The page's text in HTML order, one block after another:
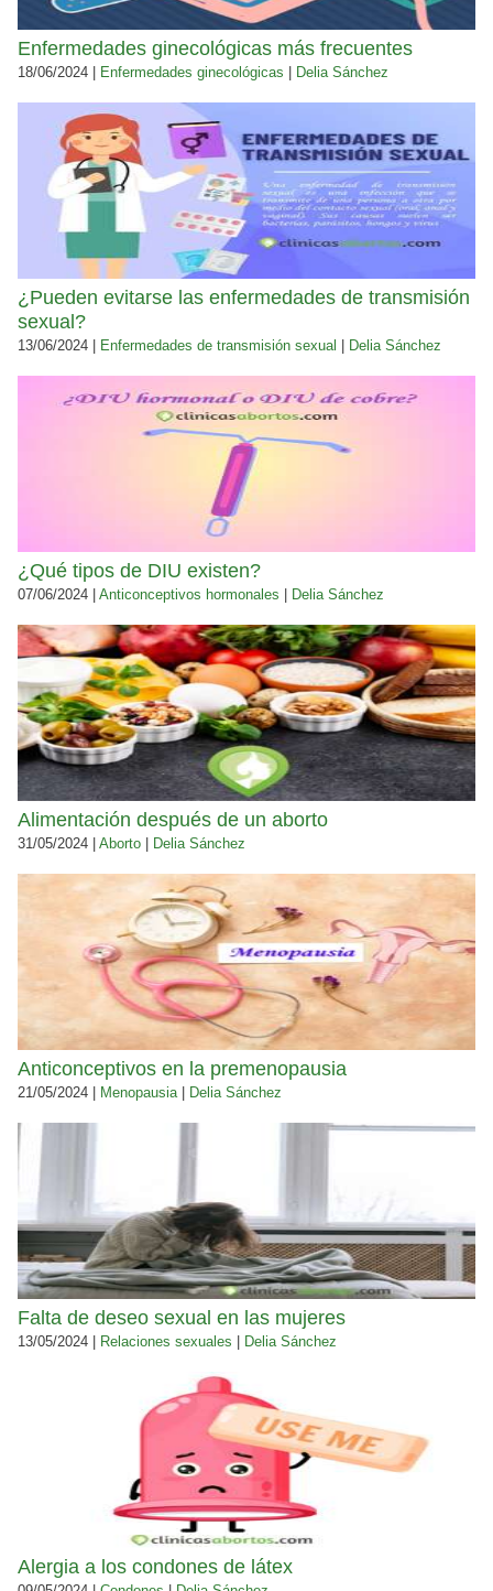
Enfermedades ginecológicas más frecuentes
18/06/2024 | Enfermedades ginecológicas Delia Sánchez
¿Pueden evitarse las enfermedades de transmisión
sexual?
13/06/2024 | Enfermedades de transmisión sexual Delia Sánchez
¿Qué tipos de DIU existen?
07/06/2024 | Anticonceptivos hormonales Delia Sánchez
Alimentación después de un aborto
31/05/2024 | Aborto Delia Sánchez
Anticonceptivos en la premenopausia
21/05/2024 | Menopausia Delia Sánchez
Falta de deseo sexual en las mujeres
13/05/2024 | Relaciones sexuales Delia Sánchez
Alergia a los condones de látex